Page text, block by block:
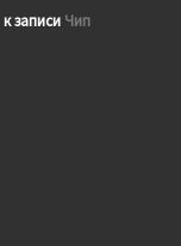
к записи Чип